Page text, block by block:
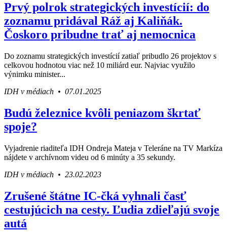
Prvý polrok strategických investícií: do
zoznamu pridával Ráž aj Kaliňák.
Čoskoro pribudne trať aj nemocnica
Do zoznamu strategických investícií zatiaľ pribudlo 26 projektov s
celkovou hodnotou viac než 10 miliárd eur. Najviac využilo
výnimku minister...
IDH v médiach • 07.01.2025
Budú železnice kvôli peniazom škrtať
spoje?
Vyjadrenie riaditeľa IDH Ondreja Mateja v Teleráne na TV Markíza
nájdete v archívnom videu od 6 minúty a 35 sekundy.
IDH v médiach • 23.02.2023
Zrušené štátne IC-čká vyhnali časť
cestujúcich na cesty. Ľudia zdieľajú svoje
autá